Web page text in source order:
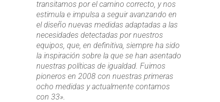
transitamos por el camino correcto, y nos
estimula e impulsa a seguir avanzando en
el diseño nuevas medidas adaptadas a las
necesidades detectadas pornuestros
equipos, que, en definitiva, siempre ha sido
la inspiración sobre la que se han asentado
nuestras políticas de igualdad. Fuimos
pioneros en 2008 con nuestras primeras
ocho medidas y actualmente contamos
con 33».